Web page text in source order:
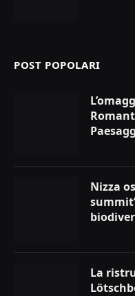
POST POPOLARI
Nizza
La